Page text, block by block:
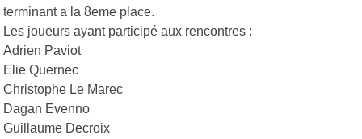
terminant a la 8eme place.
Les joueurs ayant participé aux rencontres :
Adrien Paviot
Elie Quernec
Christophe Le Marec
Dagan Evenno
Guillaume Decroix